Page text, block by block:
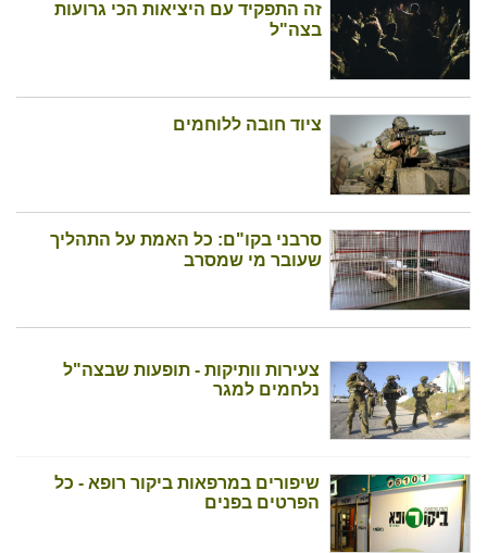
זה התפקיד עם היציאות הכי גרועות
בצה"ל
ציוד חובה ללוחמים
סרבני בקו"ם: כל האמת על התהליך
שעובר מי שמסרב
צעירות וותיקות - תופעות שבצה"ל
נלחמים למגר
שיפורים במרפאות ביקור רופא - כל
הפרטים בפנים